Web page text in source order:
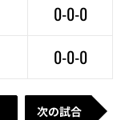
0-0-0
0-0-0
次の試合